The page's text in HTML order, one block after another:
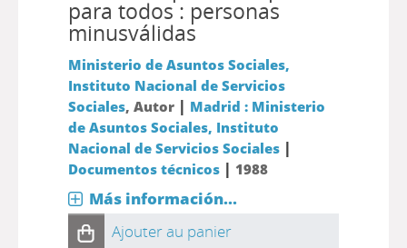
para todos : personas
minusválidas
Ministerio de Asuntos Sociales,
Instituto Nacional de Servicios
Sociales, Autor | Madrid : Ministerio
de Asuntos Sociales, Instituto
Nacional de Servicios Sociales|
Documentos técnicos| 1988
Más información...
Ajouter au panier